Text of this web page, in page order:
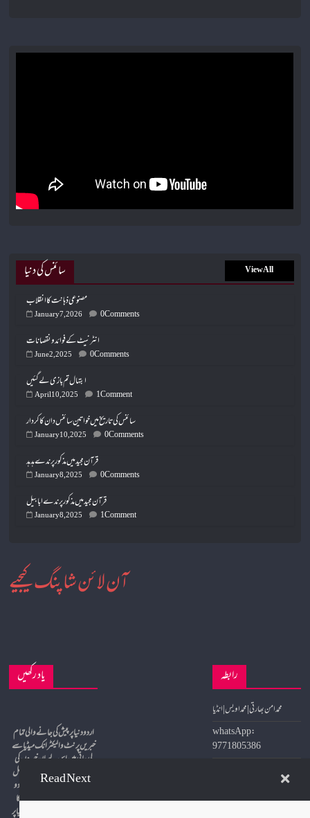
سائنس کی دنیا View All
مصنوعی ذہانت کا انقلاب
January 7, 2026 0 Comments
انٹرنیٹ کے فوائد و نقصانات
June 2, 2025 0 Comments
ابتہال تم بازی لے گئیں
April 10, 2025 1 Comment
سائنس کی تاریخ میں خواتین سائنس دان کا کردار
January 10, 2025 0 Comments
قرآن مجید میں مذکور پرندے ہدہد
January 8, 2025 0 Comments
قرآن مجید میں مذکور پرندے ابابیل
January 8, 2025 1 Comment
آن لائن شاپنگ کیجیے
یاد رکھیں
خبریں پرنٹ و الیکٹرانک میڈیا سے
لی جاتی ہیں اس لیے ان خبروں کی
مکمل تصدیق و تائید کے لیے اصل
مآخد سے رجوع لازمی ہے لہذا اردو
دنیا ان خبروں کی مکمل تصدیق کا
دعویٰ نہیں کرتا ہے اور اردو دنیا پر
رابطہ
محمد امن بھارتی | محمد اویس | انڈیا
whatsApp:
9771805386
om
Read Next